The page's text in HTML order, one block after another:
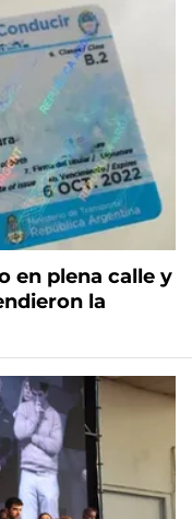
en plena calle y
la